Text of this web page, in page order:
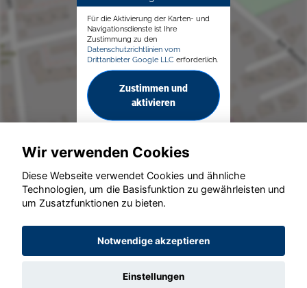
Für die Aktivierung der Karten- und
Navigationsdienste ist Ihre
Zustimmung zu den
Datenschutzrichtlinien vom
Drittanbieter Google LLC erforderlich.
Zustimmen und
aktivieren
© konjunkturmotor.de GmbH 2020 - 2026
Wir verwenden Cookies
Diese Webseite verwendet Cookies und ähnliche
Technologien, um die Basisfunktion zu gewährleisten und
um Zusatzfunktionen zu bieten.
Notwendige akzeptieren
Einstellungen